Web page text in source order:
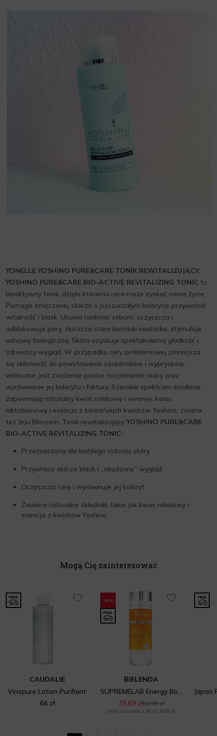
YONELLE YOSHINO PURE&CARE TONIK REWITALIZUJĄCY.
YOSHINO PURE&CARE BIO-ACTIVE REVITALIZING TONIC to
bioaktywny tonik, dzięki któremu cera może zyskać nowe życie.
Pomaga zmęczonej skórze o poszarzałym kolorycie przywrócić
witalność i blask. Usuwa nadmiar sebum, oczyszcza i
odblokowuje pory, złuszcza stare komórki naskórka, stymuluje
odnowę biologiczną. Skóra uzyskuje spektakularną gładkość i
zdrowszy wygląd. W przypadku cery problemowej zmniejsza
się skłonność do powstawania zaskórników i wyprysków,
widoczne jest zwężenie porów, rozjaśnienie skóry oraz
wyrównanie jej kolorytu i faktury. Szerokie spektrum działania
zapewniają naturalny kwas mlekowy i winowy, kwas
laktobionowy i esencja z koreańskich kwiatów Yoshino, zwana
też Jeju Blossom. Tonik rewitalizującyYOSHINO PURE&CARE
BIO-ACTIVE REVITALIZING TONIC:
Przeznaczony dla każdego rodzaju skóry
Przywraca skórze blask i „obudzony” wygląd
Oczyszcza cerę i wyrównuje jej koloryt
Zawiera naturalne składniki, takie jak kwas mlekowy i
esencja z kwiatów Yoshino
Mogą Cię zainteresować
CAUDALIE
Vinopure Lotion Purifiant
64 zł
-30%
BIELENDA
SUPREMELAB Energy Boost Energetyzujący tonik ze stabilną Witaminą C
35,69 zł50,99 zł
Najniższa cena z 30 dni: 40,79 zł